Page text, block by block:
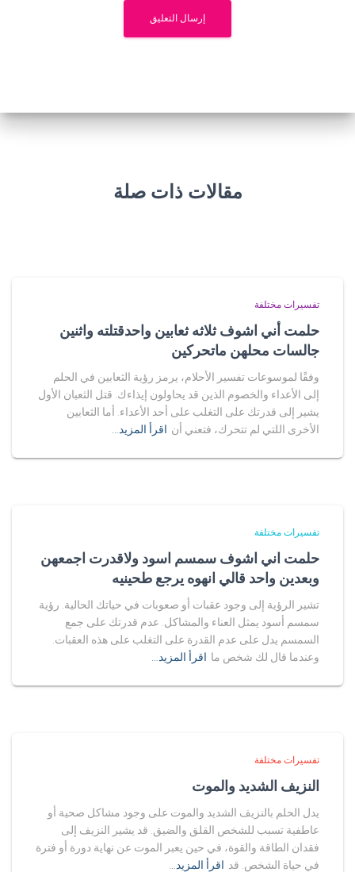
مقالات ذات صلة
تفسيرات مختلفة
حلمت أني اشوف ثلاثه ثعابين واحدقتلته واثنين
جالسات محلهن ماتحركين
وفقًا لموسوعات تفسير الأحلام، يرمز رؤية الثعابين في الحلم
إلى الأعداء والخصوم الذين قد يحاولون إيذاءك. قتل الثعبان الأول
يشير إلى قدرتك على التغلب على أحد الأعداء. أما الثعابين
الأخرى اللتي لم تتحرك، فتعني أن اقرأ المزيد…
تفسيرات مختلفة
حلمت اني اشوف سمسم اسود ولاقدرت اجمعهن
وبعدين واحد قالي انهوه يرجع طحينيه
تشير الرؤية إلى وجود عقبات أو صعوبات في حياتك الحالية. رؤية
سمسم أسود يمثل العناء والمشاكل. عدم قدرتك على جمع
السمسم يدل على عدم القدرة على التغلب على هذه العقبات.
وعندما قال لك شخص ما اقرأ المزيد…
تفسيرات مختلفة
النزيف الشديد والموت
يدل الحلم بالنزيف الشديد والموت على وجود مشاكل صحية أو
عاطفية تسبب للشخص القلق والضيق. قد يشير النزيف إلى
فقدان الطاقة والقوة، في حين يعبر الموت عن نهاية دورة أو فترة
في حياة الشخص. قد اقرأ المزيد…